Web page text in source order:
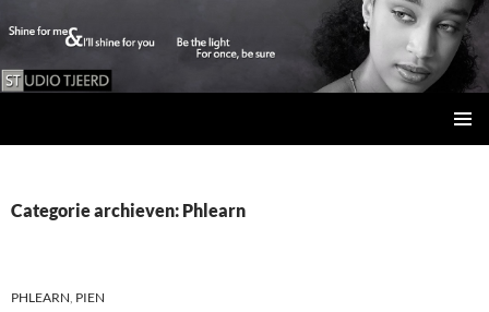
INHOUD
Categorie archieven: Phlearn
PHLEARN, PIEN